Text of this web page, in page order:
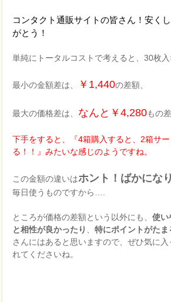
コンタクト通販サイトの皆さん！安く
がとう！
単純にトータルコストで考えると、30枚入
最小の金額差は、 ￥1,440の差額、
最大の価格差は、 なんと￥4,280もの
下手をすると、『4箱購入すると、2箱サー
る！！』みたいな感じのようですね。
この金額の違いはホント！ばかにな
毎日使うものですから….
ところが価格の差額という以外にも、使い
と相性が良かったり
、特にポイントがたま
さんにはあると思いますので、ぜひ気に入
れてくださいね。